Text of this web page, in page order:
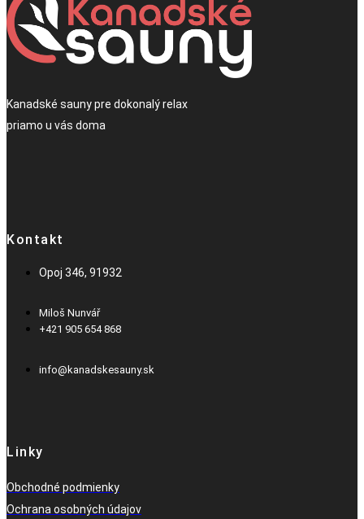
Kanadské sauny pre dokonalý relax
priamo u vás doma
Kontakt
Opoj 346, 91932
Miloš Nunvář
+421 905 654 868​
info@kanadskesauny.sk
Linky
Obchodné podmienky
Ochrana osobných údajov